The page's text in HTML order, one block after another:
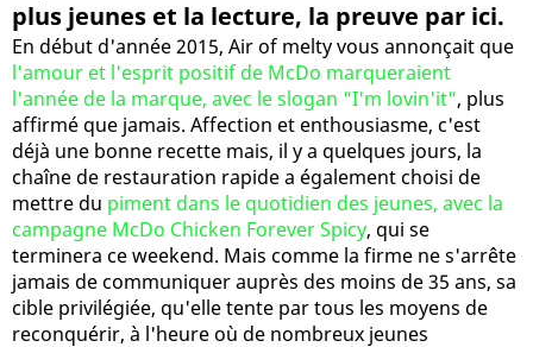
plus jeunes et la lecture, la preuve par ici.
En début d'année 2015, Air of melty vous annonçait que
l'amour et l'esprit positif de McDo marqueraient
l'année de la marque, avec le slogan "I'm lovin'it", plus
affirmé que jamais. Affection et enthousiasme, c'est
déjà une bonne recette mais, il y a quelques jours, la
chaîne de restauration rapide a également choisi de
mettre du piment dans le quotidien des jeunes, avec la
campagne McDo Chicken Forever Spicy, qui se
terminera ce weekend. Mais comme la firme ne s'arrête
jamais de communiquer auprès des moins de 35 ans, sa
cible privilégiée, qu'elle tente par tous les moyens de
reconquérir, à l'heure où de nombreux jeunes